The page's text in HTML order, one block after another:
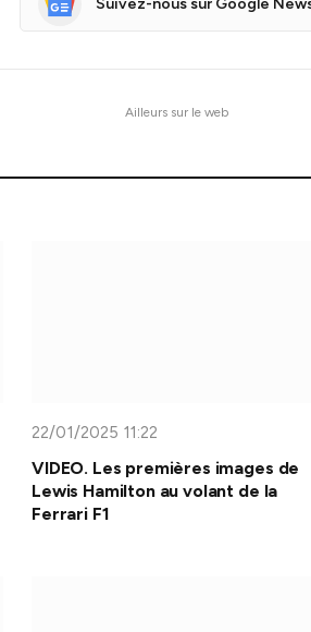
Suivez-nous sur Google
Ailleurs sur le web
22/01/2025 11:22
VIDEO. Les premières images de
Lewis Hamilton au volant de la
Ferrari F1